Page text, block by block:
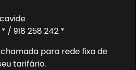
* / 918 258 242 *
para rede fixa de
tarifário.